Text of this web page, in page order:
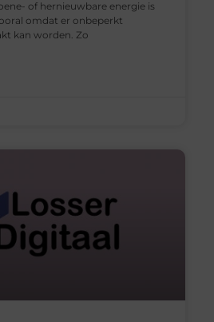
of hernieuwbare energie is
omdat er onbeperkt
kan worden. Zo